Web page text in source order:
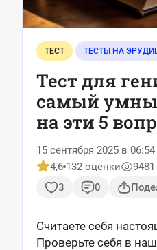
ТЕСТ ТЕСТЫ НА
Тест для
самый
на эти 5
15 сентября 2025 в 06:54
4,6 132 оценки
9481
3
0
Считаете себя
Проверьте себя в